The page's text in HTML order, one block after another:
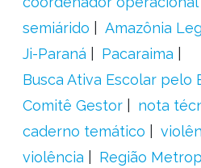
semiárido
Amazônia
Ji-Paraná
Pacaraima
Busca Ativa Escolar pelo
Comitê Gestor
nota
caderno temático
violência
Região